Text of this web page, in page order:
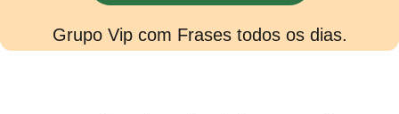
Grupo Vip com Frases todos os dias.